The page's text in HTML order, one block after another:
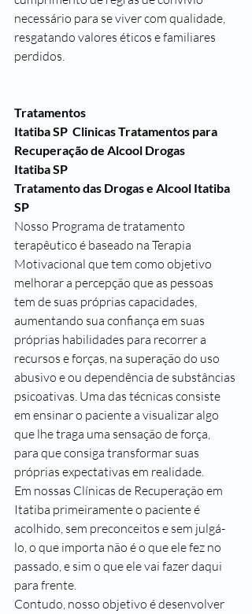
necessário para se viver com qualidade,
resgatando valores éticos e familiares
perdidos.
Tratamentos
Itatiba SP
  Clinicas Tratamentos para
Recuperação de Alcool Drogas
Itatiba SP
Tratamento das Drogas e Alcool Itatiba
SP
Nosso Programa de tratamento
terapêutico é baseado na Terapia
Motivacional que tem como objetivo
melhorar a percepção que as pessoas
tem de suas próprias capacidades,
aumentando sua confiança em suas
próprias habilidades para recorrer a
recursos e forças, na superação do uso
abusivo e ou dependência de substâncias
psicoativas. Uma das técnicas consiste
em ensinar o paciente a visualizar algo
que lhe traga uma sensação de força,
para que consiga transformar suas
próprias expectativas em realidade.
Em nossas Clínicas de Recuperação em
Itatiba primeiramente o paciente é
acolhido, sem preconceitos e sem julgá-
lo, o que importa não é o que ele fez no
passado, e sim o que ele vai fazer daqui
para frente.
Contudo, nosso objetivo é desenvolver